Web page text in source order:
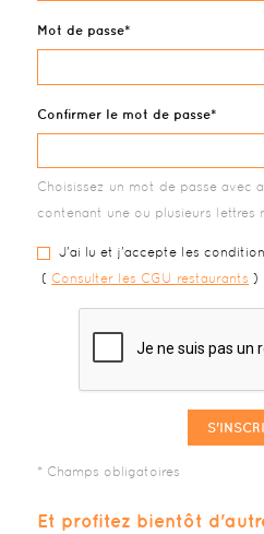
Mot de passe
Confirmer le mot de passe
Choisissez un mot de passe avec
contenant une ou plusieurs lettres
J'ai lu et j'accepte les
( Consulter les CGU restaurants )
Et profitez bientôt